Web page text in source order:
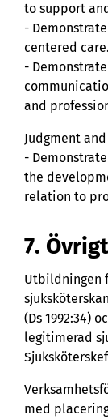
to support
-
centered care.
-
and
Judgment
-
the
relation to
7. Övrigt
Utbildningen
(Ds 1992:34)
legitimerad
med